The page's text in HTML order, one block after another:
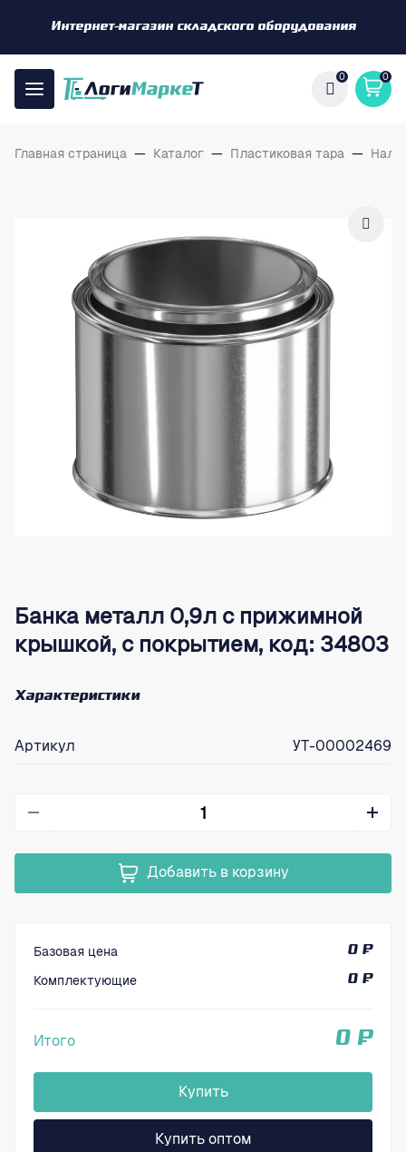
Интернет-магазин складского оборудования
0 0
Главная страница — Каталог — Пластиковая тара —
Банка металл 0,9л с прижимной
крышкой, с покрытием, код: 34803
Характеристики
Артикул УТ-00002469
Добавить в корзину
Базовая цена
0 ₽
Комплектующие
0 ₽
Итого 0 ₽
Купить
Купить оптом